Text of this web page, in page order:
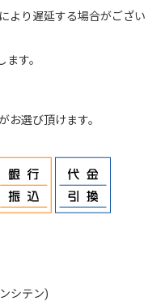
より遅延する場合がござい
す。
お選び頂けます。
シテン)